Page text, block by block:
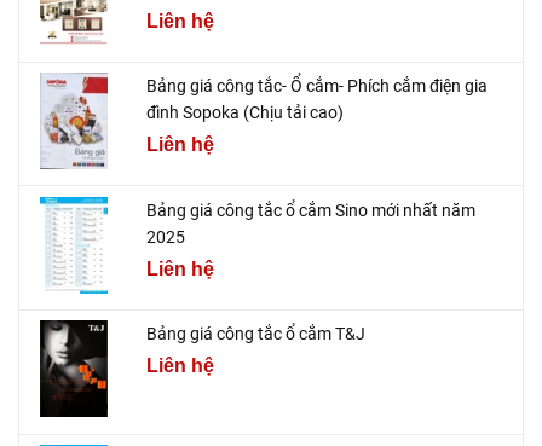
Liên hệ
Bảng giá công tắc- Ổ cắm- Phích cắm điện gia
đình Sopoka (Chịu tải cao)
Liên hệ
Bảng giá công tắc ổ cắm Sino mới nhất năm
2025
Liên hệ
Bảng giá công tắc ổ cắm T&J
Liên hệ